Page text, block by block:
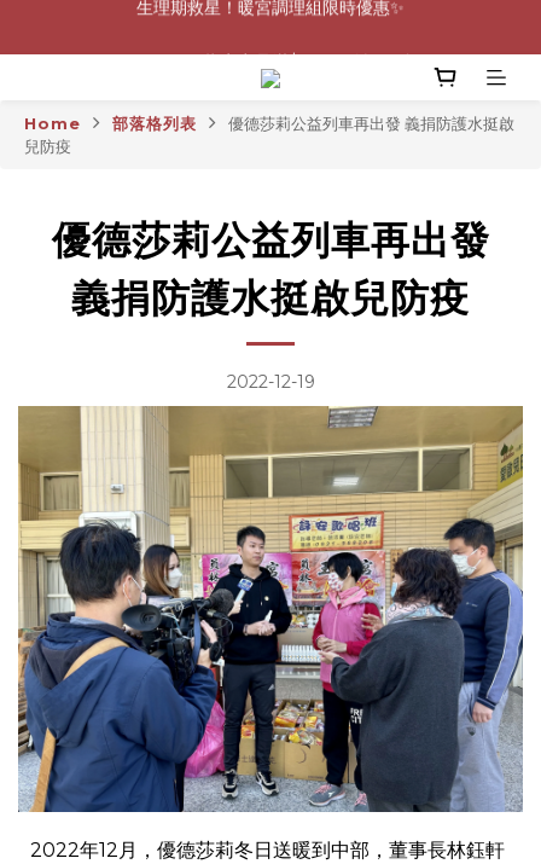
Home 部落格列表
優德莎莉公益列車再出發 義捐防護水挺啟
兒防疫
優德莎莉公益列車再出發
義捐防護水挺啟兒防疫
2022-12-19
2022年12月，優德莎莉冬日送暖到中部，董事長林鈺軒